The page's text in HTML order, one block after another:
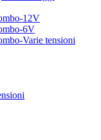
12V
6V
Varie tensioni